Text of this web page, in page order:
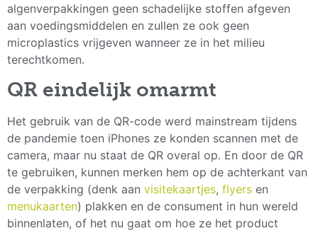
algenverpakkingen geen schadelijke stoffen afgeven
aan voedingsmiddelen en zullen ze ook geen
microplastics vrijgeven wanneer ze in het milieu
terechtkomen.
QR eindelijk omarmt
Het gebruik van de QR-code werd mainstream tijdens
de pandemie toen iPhones ze konden scannen met de
camera, maar nu staat de QR overal op. En door de QR
te gebruiken, kunnen merken hem op de achterkant van
de verpakking (denk aan visitekaartjes, flyers en
menukaarten) plakken en de consument in hun wereld
binnenlaten, of het nu gaat om hoe ze het product